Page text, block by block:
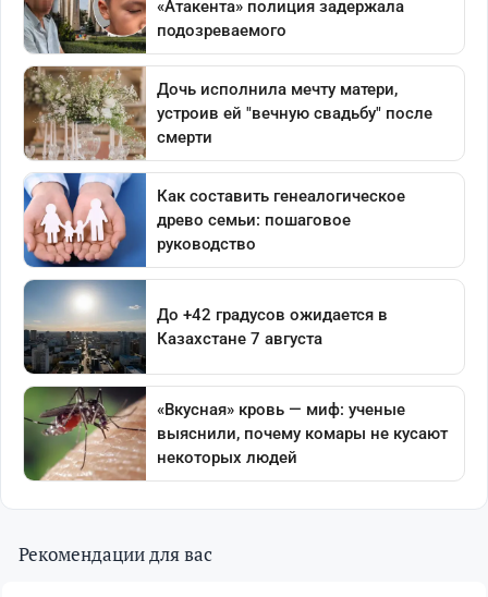
Рекомендации для вас